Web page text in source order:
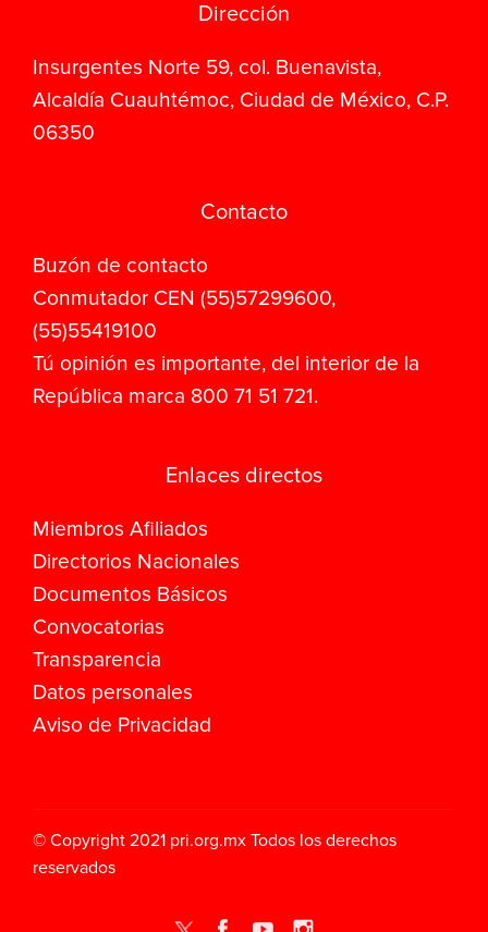
Dirección
Insurgentes Norte 59, col. Buenavista,
Alcaldía Cuauhtémoc, Ciudad de México, C.P.
06350
Contacto
Buzón de contacto
Conmutador CEN (55)57299600,
(55)55419100
Tú opinión es importante, del interior de la
República marca 800 71 51 721.
Enlaces directos
Miembros Afiliados
Directorios Nacionales
Documentos Básicos
Convocatorias
Transparencia
Datos personales
Aviso de Privacidad
© Copyright 2021 pri.org.mx Todos los derechos
reservados